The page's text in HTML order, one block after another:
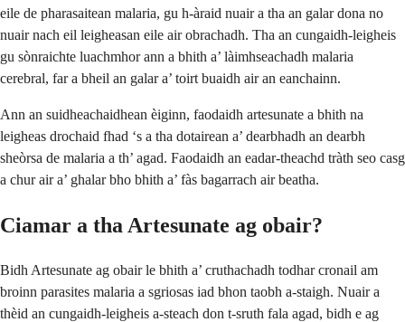
eile de pharasaitean malaria, gu h-àraid nuair a tha an galar dona no
nuair nach eil leigheasan eile air obrachadh. Tha an cungaidh-leigheis
gu sònraichte luachmhor ann a bhith a’ làimhseachadh malaria
cerebral, far a bheil an galar a’ toirt buaidh air an eanchainn.
Ann an suidheachaidhean èiginn, faodaidh artesunate a bhith na
leigheas drochaid fhad ‘s a tha dotairean a’ dearbhadh an dearbh
sheòrsa de malaria a th’ agad. Faodaidh an eadar-theachd tràth seo casg
a chur air a’ ghalar bho bhith a’ fàs bagarrach air beatha.
Ciamar a tha Artesunate ag obair?
Bidh Artesunate ag obair le bhith a’ cruthachadh todhar cronail am
broinn parasites malaria a sgriosas iad bhon taobh a-staigh. Nuair a
thèid an cungaidh-leigheis a-steach don t-sruth fala agad, bidh e ag